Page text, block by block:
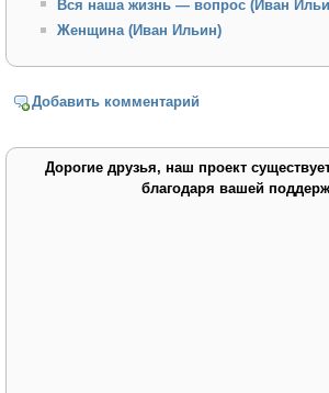
Вся наша жизнь — вопрос (Иван
Женщина (Иван Ильин)
Добавить комментарий
Дорогие друзья, наш проект
благодаря вашей